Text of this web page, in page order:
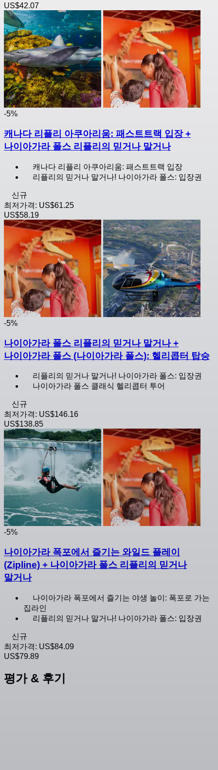
US$42.07
-5%
캐나다 리플리 아쿠아리움: 패스트트랙 입장 +
나이아가라 폴스 리플리의 믿거나 말거나
캐나다 리플리 아쿠아리움: 패스트트랙 입장
리플리의 믿거나 말거나! 나이아가라 폴스: 입장권
신규
최저가격: US$61.25
US$58.19
-5%
나이아가라 폴스 리플리의 믿거나 말거나 +
나이아가라 폴스 (나이아가라 폴스): 헬리콥터 탑승
리플리의 믿거나 말거나! 나이아가라 폴스: 입장권
나이아가라 폴스 클래식 헬리콥터 투어
신규
최저가격: US$146.16
US$138.85
-5%
나이아가라 폭포에서 즐기는 와일드 플레이
(Zipline) + 나이아가라 폴스 리플리의 믿거나
말거나
나이아가라 폭포에서 즐기는 야생 놀이: 폭포로 가는
집라인
리플리의 믿거나 말거나! 나이아가라 폴스: 입장권
신규
최저가격: US$84.09
US$79.89
평가 & 후기